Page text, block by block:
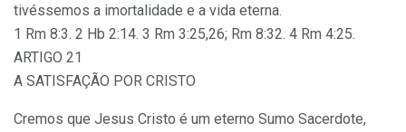
tivéssemos a imortalidade e a vida eterna.
1 Rm 8:3. 2 Hb 2:14. 3 Rm 3:25,26; Rm 8:32. 4 Rm 4:25.
ARTIGO 21
A SATISFAÇÃO POR CRISTO
Cremos que Jesus Cristo é um eterno Sumo Sacerdote,